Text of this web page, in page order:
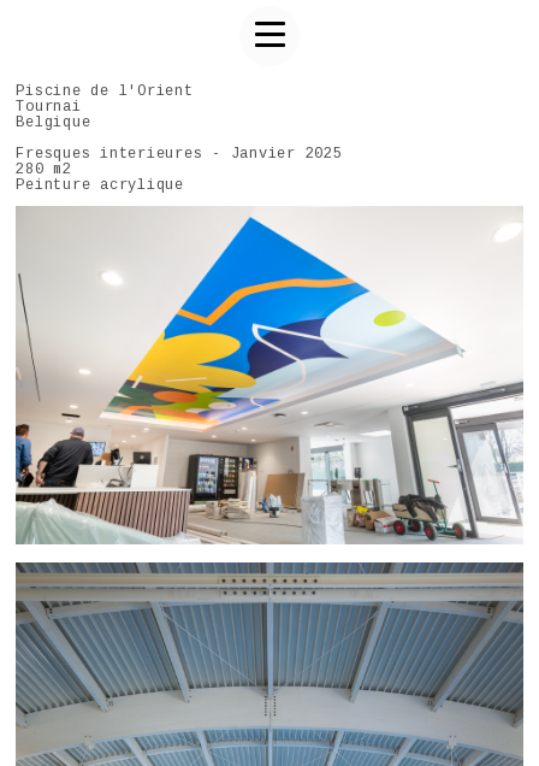
Piscine de l'Orient
Tournai
Belgique
Fresques interieures - Janvier 2025
280 m2
Peinture acrylique